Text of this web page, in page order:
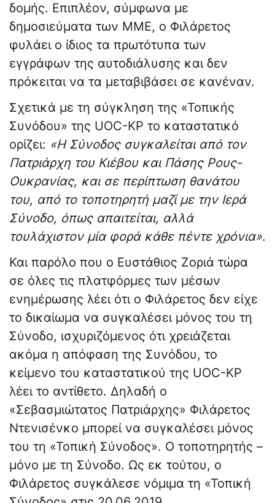
δομής. Επιπλέον, σύμφωνα με
δημοσιεύματα των ΜΜΕ, ο Φιλάρετος
φυλάει ο ίδιος τα πρωτότυπα των
εγγράφων της αυτοδιάλυσης και δεν
πρόκειται να τα μεταβιβάσει σε κανέναν.
Σχετικά με τη σύγκληση της «Τοπικής
Συνόδου» της UOC-KP το καταστατικό
ορίζει: «Η Σύνοδος συγκαλείται από τον
Πατριάρχη του Κιέβου και Πάσης Ρους-
Ουκρανίας, και σε περίπτωση θανάτου
του, από το τοποτηρητή μαζί με την Ιερά
Σύνοδο, όπως απαιτείται, αλλά
τουλάχιστον μία φορά κάθε πέντε χρόνια».
Και παρόλο που ο Ευστάθιος Ζοριά τώρα
σε όλες τις πλατφόρμες των μέσων
ενημέρωσης λέει ότι ο Φιλάρετος δεν είχε
το δικαίωμα να συγκαλέσει μόνος του τη
Σύνοδο, ισχυριζόμενος ότι χρειάζεται
ακόμα η απόφαση της Συνόδου, το
κείμενο του καταστατικού της UOC-KP
λέει το αντίθετο. Δηλαδή ο
«Σεβασμιώτατος Πατριάρχης» Φιλάρετος
Ντενισένκο μπορεί να συγκαλέσει μόνος
του τη «Τοπική Σύνοδος». Ο τοποτηρητής –
μόνο με τη Σύνοδο. Ως εκ τούτου, ο
Φιλάρετος συγκάλεσε νόμιμα τη «Τοπική